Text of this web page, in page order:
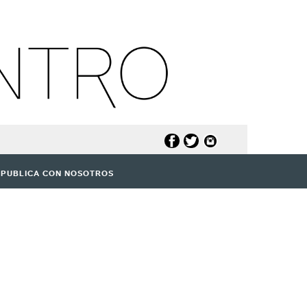
PUBLICA CON NOSOTROS